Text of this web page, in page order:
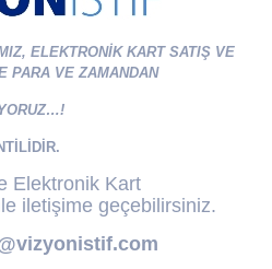
ELEKTRONİK KART SATIŞ VE
PARA VE ZAMANDAN
Elektronik Kart
iletişime geçebilirsiniz.